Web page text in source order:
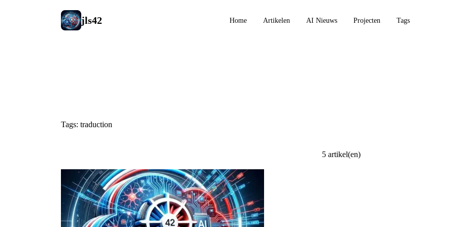
jls42 Home Artikelen AI Nieuws Projecten Tags
Tags: traduction
5 artikel(en)